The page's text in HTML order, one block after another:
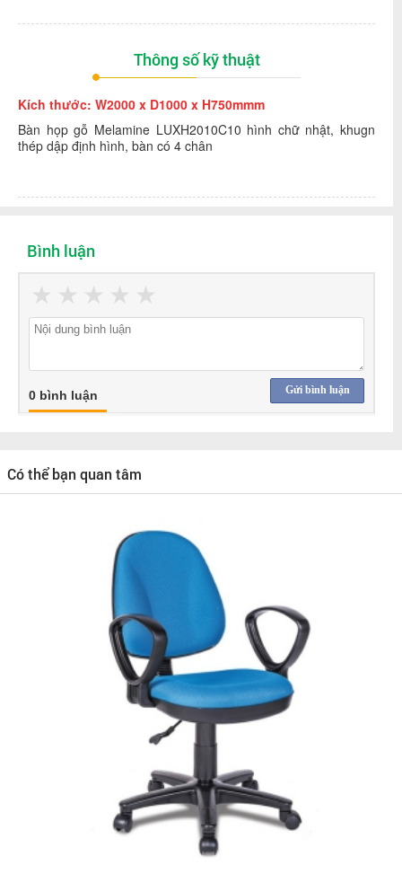
Thông số kỹ thuật
Kích thước: W2000 x D1000 x H750mmm
Bàn họp gỗ Melamine LUXH2010C10 hình chữ nhật, khugn
thép dập định hình, bàn có 4 chân
Bình luận
★
★
★
★
★
Gửi bình luận
0 bình luận
Có thể bạn quan tâm